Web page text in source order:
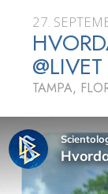
Hvad scientologer
om Scientology
Mød en scientolog
De
i Scientology
En introduktion til
27.
@LIVET
TAMPA,